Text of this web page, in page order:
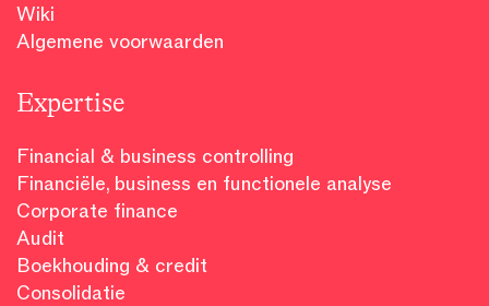
Wiki
Algemene voorwaarden
Expertise
Financial & business controlling
Financiële, business en functionele analyse
Corporate finance
Audit
Boekhouding & credit
Consolidatie